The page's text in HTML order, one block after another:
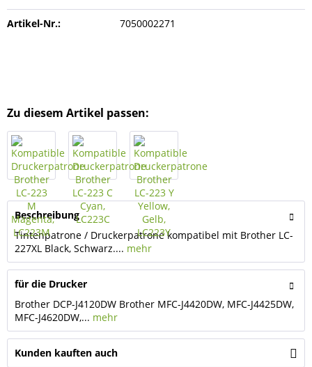
Artikel-Nr.: 7050002271
Zu diesem Artikel passen:
Beschreibung
Tintenpatrone / Druckerpatrone kompatibel mit Brother LC-
227XL Black, Schwarz.... mehr
für die Drucker
Brother DCP-J4120DW Brother MFC-J4420DW, MFC-J4425DW,
MFC-J4620DW,... mehr
Kunden kauften auch